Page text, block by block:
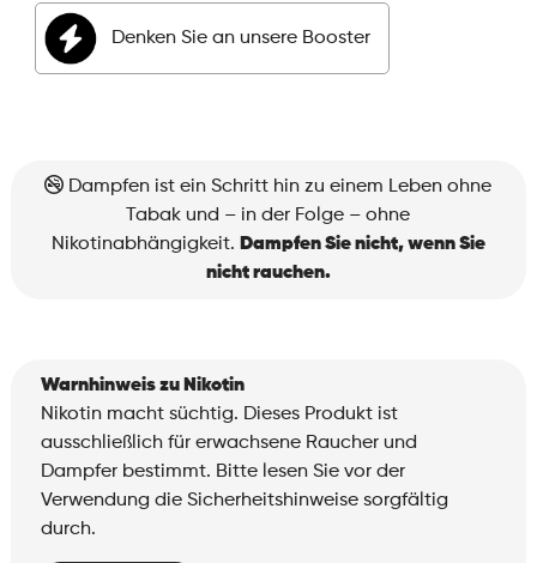
Melon
Menge
Denken Sie an unsere Booster
Dampfen ist ein Schritt hin zu einem Leben ohne
Tabak und – in der Folge – ohne
Nikotinabhängigkeit. Dampfen Sie nicht, wenn Sie
nicht rauchen.
Warnhinweis zu Nikotin
Nikotin macht süchtig. Dieses Produkt ist
ausschließlich für erwachsene Raucher und
Dampfer bestimmt. Bitte lesen Sie vor der
Verwendung die Sicherheitshinweise sorgfältig
durch.